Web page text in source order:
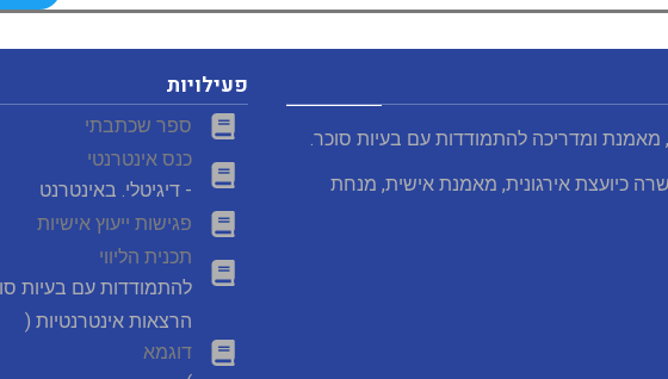
מאמנת ומדריכה להתמודדות עם בעיות סוכר.
כיועצת אירגונית, מאמנת אישית, מנחת
פעילויות
ספר שכתבתי
כנס אינטרנטי
- דיגיטלי. באינטרנט
פגישות ייעוץ אישיות
תכנית הליווי
להתמודדות עם בעיות
הרצאות אינטרנטיות (
דוגמא